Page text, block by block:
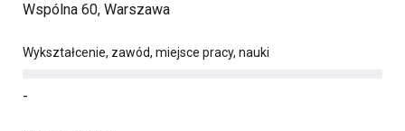
Wspólna 60, Warszawa
Wykształcenie, zawód, miejsce pracy, nauki
-